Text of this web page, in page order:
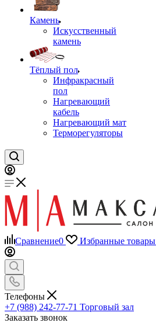
Камень
Искусственный
камень
Тёплый пол
Инфракрасный
пол
Нагревающий
кабель
Нагревающий мат
Терморегуляторы
Сравнение0 Избранные товары
Телефоны
+7 (988) 242-77-71 Торговый зал
Заказать звонок